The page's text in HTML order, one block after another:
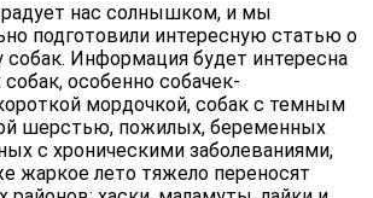
радует нас солнышком, и мы
подготовили интересную статью о
собак. Информация будет интересна
особенно собачек-
мордочкой, собак с темным
шерстью, пожилых, беременных
с хроническими заболеваниями,
жаркое лето тяжело переносят